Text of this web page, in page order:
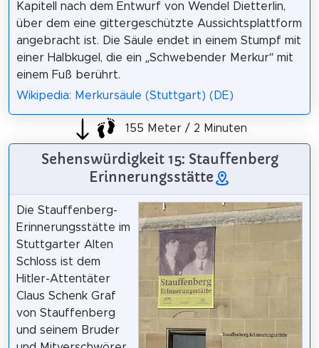
Kapitell nach dem Entwurf von Wendel Dietterlin,
über dem eine gittergeschützte Aussichtsplattform
angebracht ist. Die Säule endet in einem Stumpf mit
einer Halbkugel, die ein „Schwebender Merkur“ mit
einem Fuß berührt.
Wikipedia: Merkursäule (Stuttgart) (DE)
155 Meter / 2 Minuten
Sehenswürdigkeit 15: Stauffenberg
Erinnerungsstätte
Die Stauffenberg-
Erinnerungsstätte im
Stuttgarter Alten
Schloss ist dem
Hitler-Attentäter
Claus Schenk Graf
von Stauffenberg
und seinem Bruder